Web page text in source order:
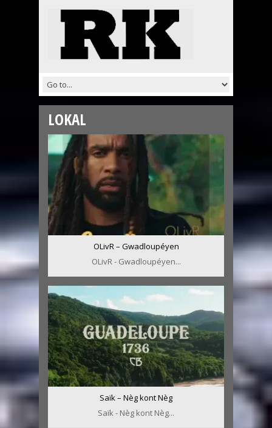
LOKAL
OLivR – Gwadloupéyen
OLivR - Gwadloupéyen...
Saïk – Nèg kont Nèg
Saïk - Nèg kont Nèg...